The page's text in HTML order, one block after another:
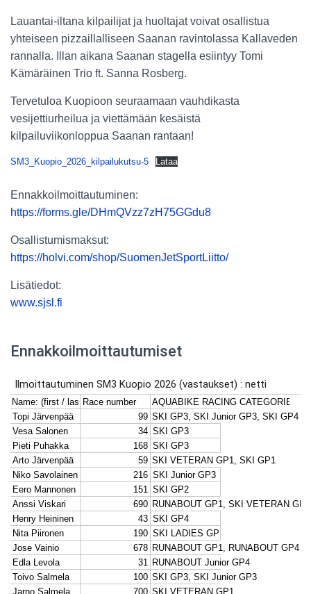
Lauantai-iltana kilpailijat ja huoltajat voivat osallistua
yhteiseen pizzaillalliseen Saanan ravintolassa Kallaveden
rannalla. Illan aikana Saanan stagella esiintyy Tomi
Kämäräinen Trio ft. Sanna Rosberg.
Tervetuloa Kuopioon seuraamaan vauhdikasta
vesijettiurheilua ja viettämään kesäistä
kilpailuviikonloppua Saanan rantaan!
SM3_Kuopio_2026_kilpailukutsu-5 Lataa
Ennakkoilmoittautuminen:
https://forms.gle/DHmQVzz7zH75GGdu8
Osallistumismaksut:
https://holvi.com/shop/SuomenJetSportLiitto/
Lisätiedot:
www.sjsl.fi
Ennakkoilmoittautumiset